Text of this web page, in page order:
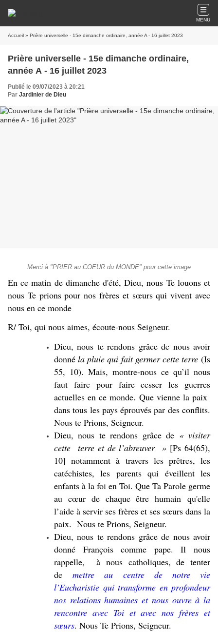
MENU
Accueil » Prière universelle - 15e dimanche ordinaire, année A - 16 juillet 2023
Prière universelle - 15e dimanche ordinaire,
année A - 16 juillet 2023
Publié le 09/07/2023 à 20:21
Par Jardinier de Dieu
Merci à "PRIER au COEUR du MONDE" pour cette image
En ce matin de dimanche d'été, Dieu, nous Te louons et
nous Te prions pour nos frères et sœurs qui vivent avec
nous en ce monde
R/ Toi, qui nous aimes, écoute-nous Seigneur.
Dieu, nous te rendons grâce de nous avoir
donnéla pluie qui fait germer cette terre(Is
55, 10). Mais, montre-nous ce qu’il nous
faut faire pour faire cesser les guerres
actuelles en ce monde. Que vienne la paix
dans tous les pays éprouvés par des conflits.
Nous te Prions, Seigneur.
Dieu, nous te rendons grâce de « visiter
cette terre et de l’abreuver » [Ps 64(65),
10] notamment à travers les prêtres, les
catéchistes, les parents qui éveillent les
enfants à la foi en Toi. Que Ta Parole germe
au cœur de chaque être humain qu'elle
l’aide à servir ses frères et ses sœurs dans la
paix. Nous te Prions, Seigneur.
Dieu, nous te rendons grâce de nous avoir
donné François comme pape. Il nous
rappelle, à nous catholiques, de tenter
demettre au centre de notre vie
l’Eucharistie qui transforme en profondeur
nos relations humaines et nous ouvre à la
rencontre avec Toi et avec nos frères et
sœurs. Nous Te Prions, Seigneur.